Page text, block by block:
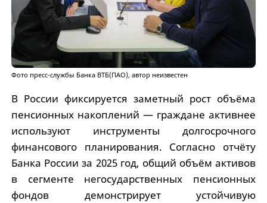
Фото пресс-службы Банка ВТБ(ПАО), автор неизвестен
В России фиксируется заметный рост объёма
пенсионных накоплений — граждане активнее
используют инструменты долгосрочного
финансового планирования. Согласно отчёту
Банка России за 2025 год, общий объём активов
в сегменте негосударственных пенсионных
фондов демонстрирует устойчивую